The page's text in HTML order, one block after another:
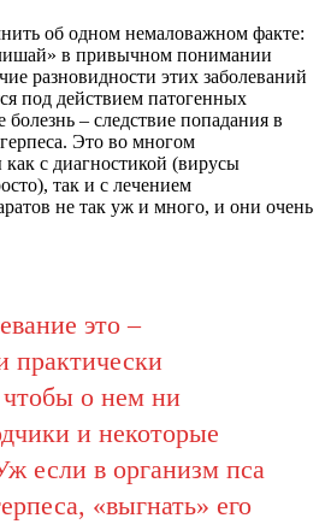
об одном немаловажном факте:
в привычном понимании
разновидности этих заболеваний
под действием патогенных
болезнь – следствие попадания в
Это во многом
с диагностикой (вирусы
так и с лечением
не так уж и много, и они очень
это –
практически
о нем ни
и некоторые
если в организм пса
«выгнать» его